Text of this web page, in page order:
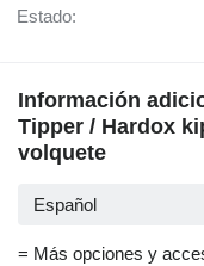
Estado:
Información
Tipper / Hardox
volquete
Español
= Más opciones y